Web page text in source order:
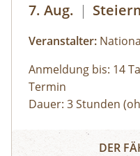
7. Aug. |
Veranstalter:
Anmeldung bis: 14
Termin
Dauer: 3 Stunden
Gesäuse mit
Panoramarundfahrt im
DER